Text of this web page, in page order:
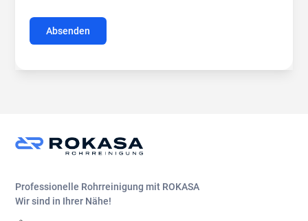
Professionelle Rohrreinigung mit ROKASA
Wir sind in Ihrer Nähe!